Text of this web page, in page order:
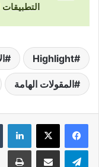
التطبيقات
Highlight
المقولات الهامة
لينكدإن